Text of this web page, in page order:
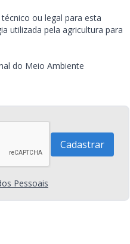
ou legal para esta
utilizada pela agricultura para
do Meio Ambiente
Pessoais